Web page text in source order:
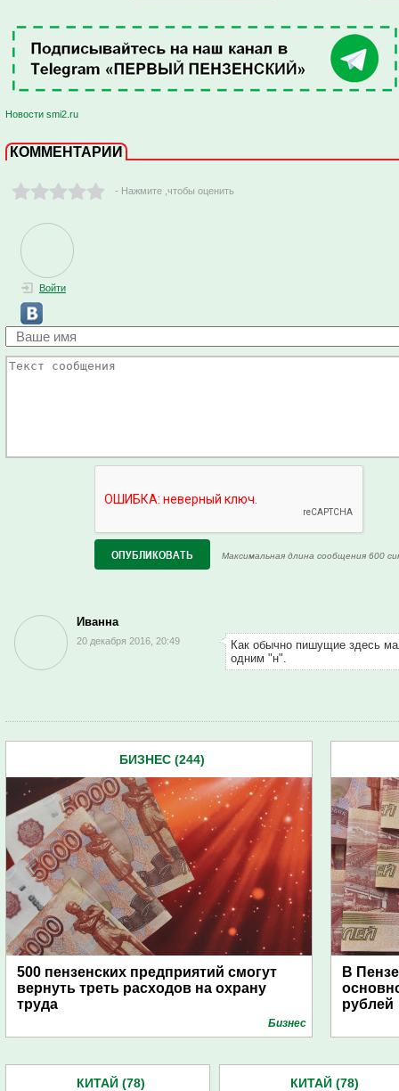
Новости smi2.ru
КОММЕНТАРИИ
- Нажмите ,чтобы оценить
Войти
Максимальная длина сообщения 600
Иванна
20 декабря 2016, 20:49
Как обычно пишущие здесь
одним "н".
БИЗНЕС (244)
500 пензенских предприятий смогут
вернуть треть расходов на охрану
труда
Бизнес
В
рублей
КИТАЙ (78) КИТАЙ (78)